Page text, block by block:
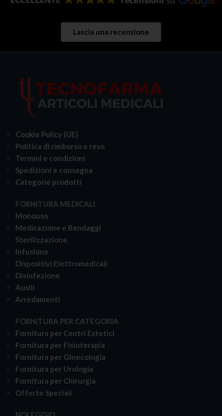
Lascia una recensione
Cookie Policy (UE)
Politica di rimborso e reso
Termini e condizioni
Spedizioni e consegna
Categorie prodotti
FORNITURA MEDICALI
Monouso
Medicazione e Bendaggi
Sterilizzazione
Infusione
Dispositivi Elettromedicali
Disinfezione
Ausili
Arredamenti
FORNITURA PER CATEGORIA
Fornitura per Centri Estetici
Fornitura per Fisioterapia
Fornitura per Ginecologia
Fornitura per Urologia
Fornitura per Chirurgia
Offerte Speciali